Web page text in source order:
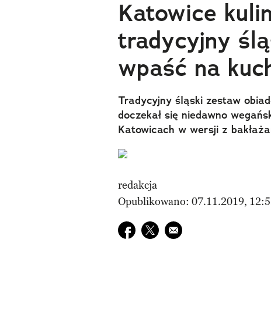
Katowice
tradycyjny
wpaść na
Tradycyjny śląski zestaw
doczekał się niedawno
Katowicach w wersji z
redakcja
Opublikowano: 07.11.2019,
Udostępnij na facebook
Udostępnij na twitter
E-mail do przyjaciela